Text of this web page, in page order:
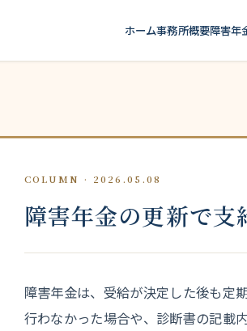
ホーム事務所概要障害年
COLUMN · 2026.05.08
障害年金の更新で支
障害年金は、受給が決定した後も定
行わなかった場合や、診断書の記載